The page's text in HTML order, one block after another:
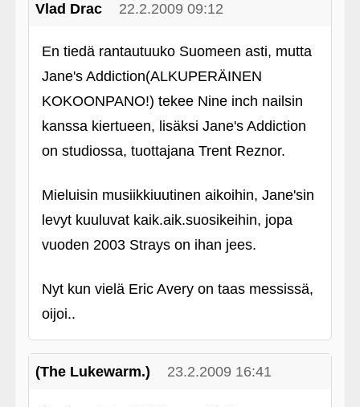
Vlad Drac 22.2.2009 09:12
En tiedä rantautuuko Suomeen asti, mutta
Jane's Addiction(ALKUPERÄINEN
KOKOONPANO!) tekee Nine inch nailsin
kanssa kiertueen, lisäksi Jane's Addiction
on studiossa, tuottajana Trent Reznor.
Mieluisin musiikkiuutinen aikoihin, Jane'sin
levyt kuuluvat kaik.aik.suosikeihin, jopa
vuoden 2003 Strays on ihan jees.
Nyt kun vielä Eric Avery on taas messissä,
oijoi..
(The Lukewarm.) 23.2.2009 16:41